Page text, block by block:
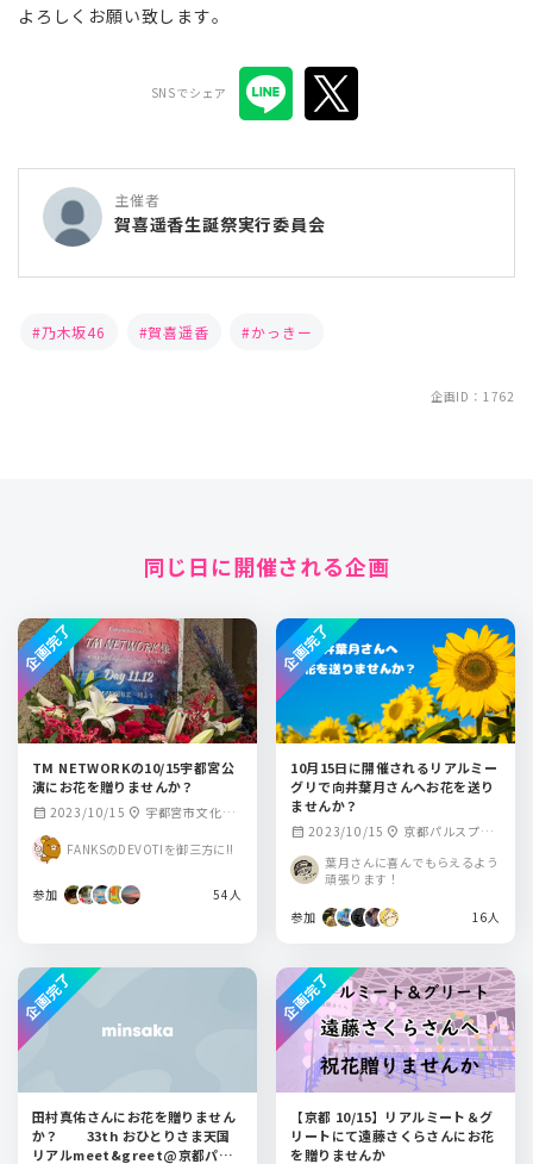
よろしくお願い致します。
SNSでシェア
主催者
賀喜遥香生誕祭実行委員会
乃木坂46 賀喜遥香 かっきー
企画ID：1762
同じ日に開催される企画
TM NETWORKの10/15宇都宮公
演にお花を贈りませんか？
calendar_month 2023/10/15 location_on 宇都宮市文化会
FANKSのDEVOTIを御三方に!!
参加 54人
企画完了
10月15日に開催されるリアルミー
グリで向井葉月さんへお花を送り
ませんか？
calendar_month 2023/10/15 location_on 京都パルスプラ
葉月さんに喜んでもらえるよう
頑張ります！
参加 16人
企画完了
田村真佑さんにお花を贈りません
か？ 33th おひとりさま天国
リアルmeet&greet@京都パル
企画完了
【京都 10/15】リアルミート＆グ
リートにて遠藤さくらさんにお花
を贈りませんか
企画完了